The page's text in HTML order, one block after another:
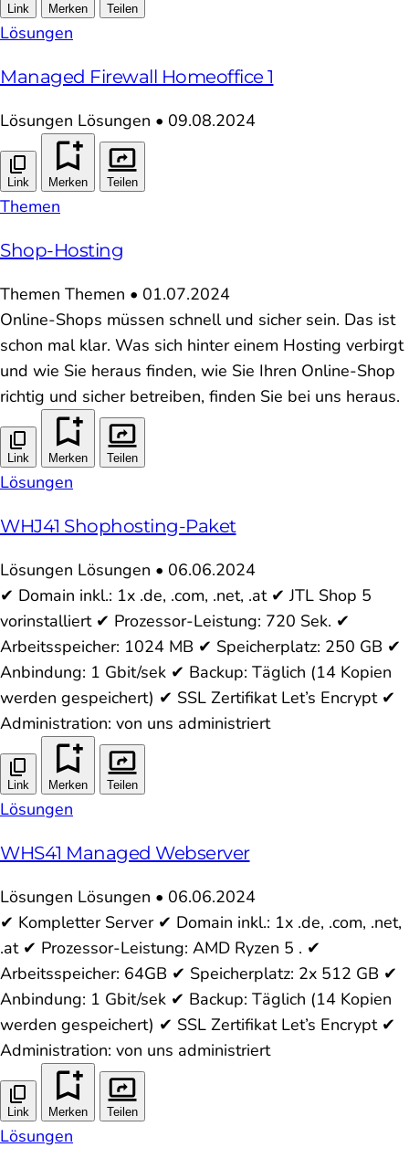
Link Merken Teilen
Lösungen
Managed Firewall Homeoffice 1
Lösungen Lösungen • 09.08.2024
Link Merken Teilen
Themen
Shop-Hosting
Themen Themen • 01.07.2024
Online-Shops müssen schnell und sicher sein. Das ist
schon mal klar. Was sich hinter einem Hosting verbirgt
und wie Sie heraus finden, wie Sie Ihren Online-Shop
richtig und sicher betreiben, finden Sie bei uns heraus.
Link Merken Teilen
Lösungen
WHJ41 Shophosting-Paket
Lösungen Lösungen • 06.06.2024
✔ Domain inkl.: 1x .de, .com, .net, .at ✔ JTL Shop 5
vorinstalliert ✔ Prozessor-Leistung: 720 Sek. ✔
Arbeitsspeicher: 1024 MB ✔ Speicherplatz: 250 GB ✔
Anbindung: 1 Gbit/sek ✔ Backup: Täglich (14 Kopien
werden gespeichert) ✔ SSL Zertifikat Let’s Encrypt ✔
Administration: von uns administriert
Link Merken Teilen
Lösungen
WHS41 Managed Webserver
Lösungen Lösungen • 06.06.2024
✔ Kompletter Server ✔ Domain inkl.: 1x .de, .com, .net,
.at ✔ Prozessor-Leistung: AMD Ryzen 5 . ✔
Arbeitsspeicher: 64GB ✔ Speicherplatz: 2x 512 GB ✔
Anbindung: 1 Gbit/sek ✔ Backup: Täglich (14 Kopien
werden gespeichert) ✔ SSL Zertifikat Let’s Encrypt ✔
Administration: von uns administriert
Link Merken Teilen
Lösungen